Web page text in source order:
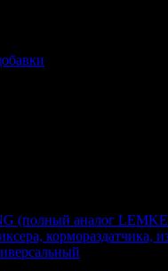
(полный аналог
кормораздатчика,